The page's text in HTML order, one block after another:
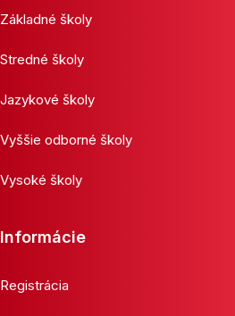
Základné školy
Stredné školy
Jazykové školy
Vyššie odborné školy
Vysoké školy
Informácie
Registrácia